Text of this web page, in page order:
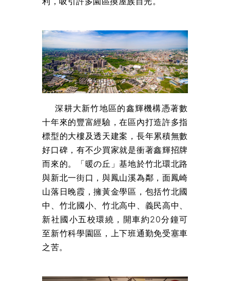
深耕大新竹地區的鑫輝機構憑著數
十年來的豐富經驗，在區內打造許多指
標型的大樓及透天建案，長年累積無數
好口碑，有不少買家就是衝著鑫輝招牌
而來的。「暖の丘」基地於竹北環北路
與新北一街口，與鳳山溪為鄰，面鳳崎
山落日晚霞，擁黃金學區，包括竹北國
中、竹北國小、竹北高中、義民高中、
新社國小五校環繞，開車約20分鐘可
至新竹科學園區，上下班通勤免受塞車
之苦。